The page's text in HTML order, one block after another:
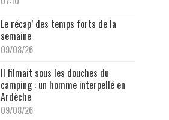
Le récap’ des temps forts de la
semaine
09/08/26
Il filmait sous les douches du
camping : un homme interpellé en
Ardèche
09/08/26